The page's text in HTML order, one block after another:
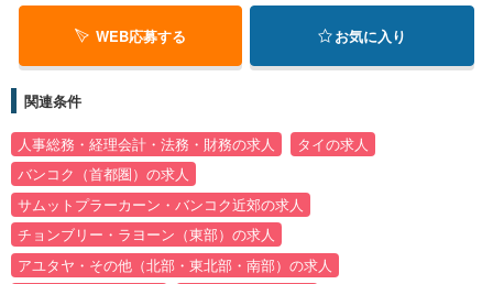
WEB応募する お気に入り
関連条件
人事総務・経理会計・法務・財務の求人
タイの求人
バンコク（首都圏）の求人
サムットプラーカーン・バンコク近郊の求人
チョンブリー・ラヨーン（東部）の求人
アユタヤ・その他（北部・東北部・南部）の求人